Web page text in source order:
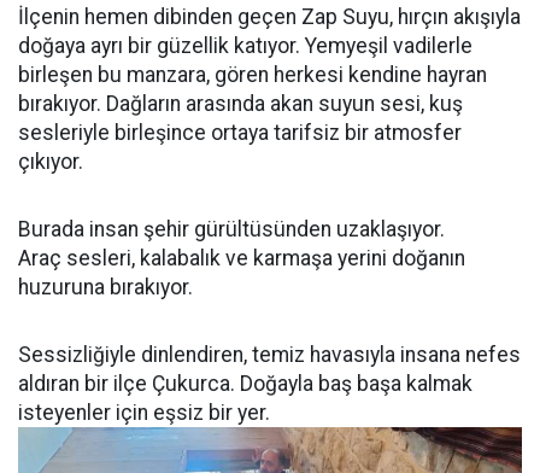
İlçenin hemen dibinden geçen Zap Suyu, hırçın akışıyla
doğaya ayrı bir güzellik katıyor. Yemyeşil vadilerle
birleşen bu manzara, gören herkesi kendine hayran
bırakıyor. Dağların arasında akan suyun sesi, kuş
sesleriyle birleşince ortaya tarifsiz bir atmosfer
çıkıyor.
Burada insan şehir gürültüsünden uzaklaşıyor.
Araç sesleri, kalabalık ve karmaşa yerini doğanın
huzuruna bırakıyor.
Sessizliğiyle dinlendiren, temiz havasıyla insana nefes
aldıran bir ilçe Çukurca. Doğayla baş başa kalmak
isteyenler için eşsiz bir yer.